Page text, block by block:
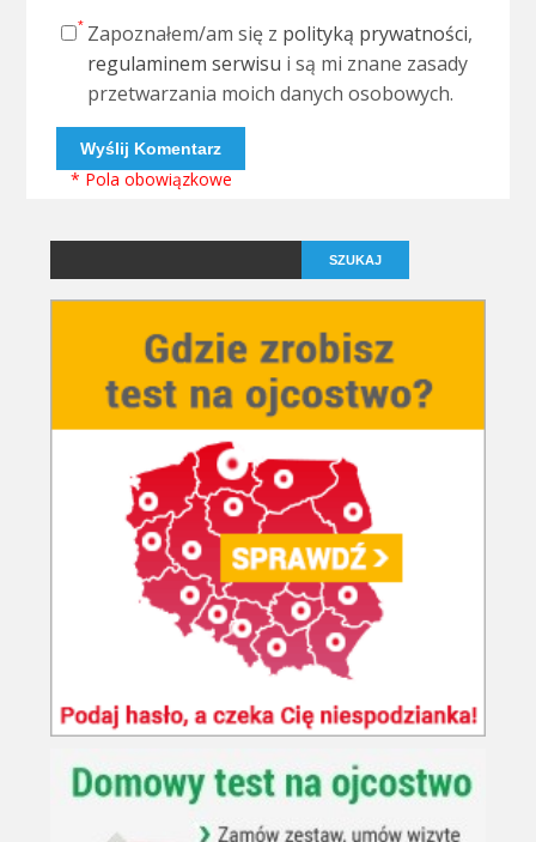
Zapoznałem/am się z polityką prywatności,
regulaminem serwisu i są mi znane zasady
przetwarzania moich danych osobowych.